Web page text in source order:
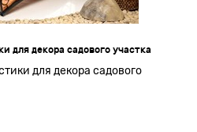
для декора садового участка
для декора садового